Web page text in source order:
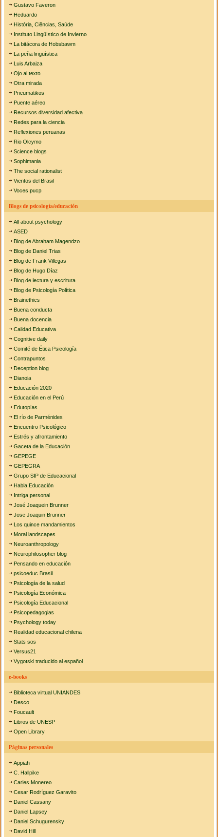
Gustavo Faveron
Heduardo
História, Ciências, Saúde
Instituto Lingüístico de Invierno
La bitácora de Hobsbawm
La peña lingüística
Luis Arbaiza
Ojo al texto
Otra mirada
Pneumatikos
Puente aéreo
Recursos diversidad afectiva
Redes para la ciencia
Reflexiones peruanas
Rio Olcymo
Science blogs
Sophimania
The social rationalist
Vientos del Brasil
Voces pucp
Blogs de psicología/educación
All about psychology
ASED
Blog de Abraham Magendzo
Blog de Daniel Trias
Blog de Frank Villegas
Blog de Hugo Díaz
Blog de lectura y escritura
Blog de Psicología Política
Brainethics
Buena conducta
Buena docencia
Calidad Educativa
Cognitive daily
Comité de Ética Psicología
Contrapuntos
Deception blog
Dianoia
Educación 2020
Educación en el Perú
Edutopías
El río de Parménides
Encuentro Psicológico
Estrés y afrontamiento
Gaceta de la Educación
GEPEGE
GEPEGRA
Grupo SIP de Educacional
Habla Educación
Intriga personal
José Joaquein Brunner
Jose Joaquin Brunner
Los quince mandamientos
Moral landscapes
Neuroanthropology
Neurophilosopher blog
Pensando en educación
psicoeduc Brasil
Psicología de la salud
Psicología Económica
Psicología Educacional
Psicopedagogias
Psychology today
Realidad educacional chilena
Stats sos
Versus21
Vygotski traducido al español
e-books
Biblioteca virtual UNIANDES
Desco
Foucault
Libros de UNESP
Open Library
Páginas personales
Appiah
C. Hallpike
Carles Monereo
Cesar Rodríguez Garavito
Daniel Cassany
Daniel Lapsey
Daniel Schugurensky
David Hill